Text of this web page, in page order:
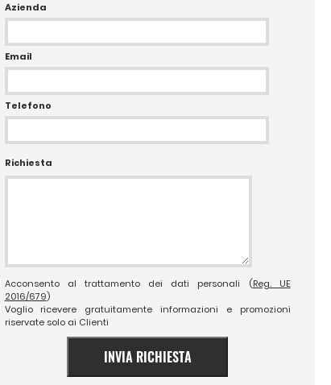
Azienda
Email
Telefono
Richiesta
Acconsento al trattamento dei dati personali (Reg. UE
2016/679)
Voglio ricevere gratuitamente informazioni e promozioni
riservate solo ai Clienti
INVIA RICHIESTA